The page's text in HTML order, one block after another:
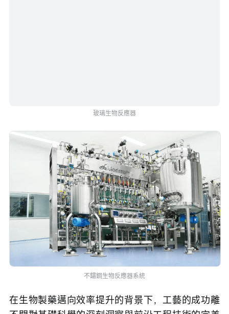
玻璃生物反應器
不鏽鋼生物反應器系統
在生物製藥邁向效率提升的背景下，工藝的成功離